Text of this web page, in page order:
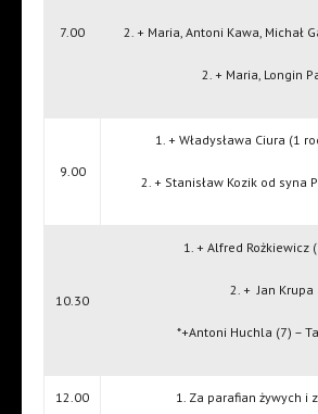
7.00 2. + Maria, Antoni Kawa, Michał
2. + Maria, Longin
9.00
1. + Władysława Ciura (1
2. + Stanisław Kozik od syna
10.30
1. + Alfred Rożkiewicz
2. + Jan Krupa
*+Antoni Huchla (7) –
12.00 1. Za parafian żywych i